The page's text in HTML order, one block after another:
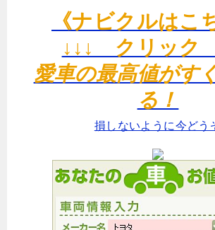
《ナビクルはこ
↓↓↓ クリック
愛車の最高値がす
る！
損しないように今どう